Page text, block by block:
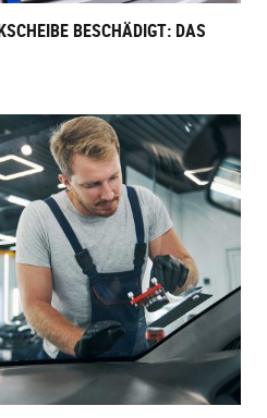
BESCHÄDIGT: DAS